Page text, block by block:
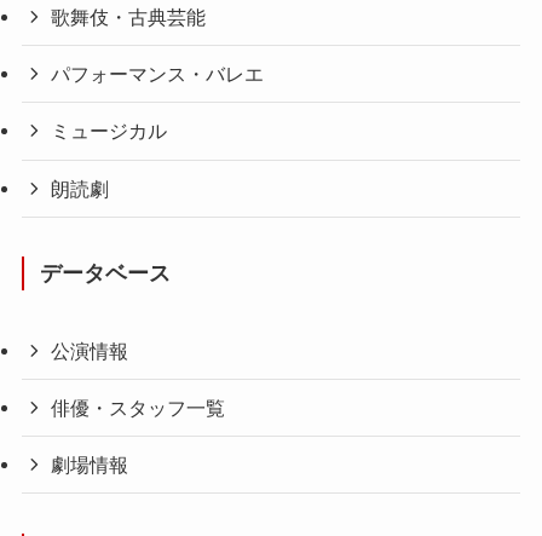
歌舞伎・古典芸能
パフォーマンス・バレエ
ミュージカル
朗読劇
データベース
公演情報
俳優・スタッフ一覧
劇場情報